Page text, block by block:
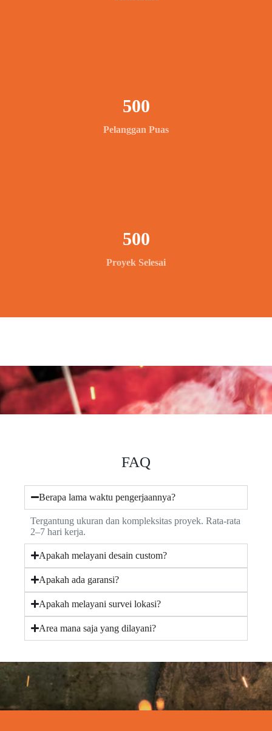
Pelanggan Puas
500
Proyek Selesai
500
FAQ
Berapa lama waktu pengerjaannya?
Tergantung ukuran dan kompleksitas proyek. Rata-rata
2–7 hari kerja.
Apakah melayani desain custom?
Apakah ada garansi?
Apakah melayani survei lokasi?
Area mana saja yang dilayani?